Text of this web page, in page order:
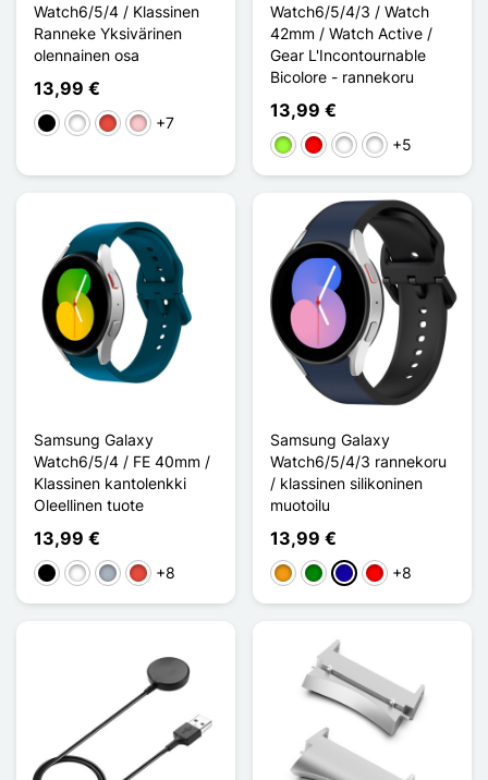
Watch6/5/4 / Klassinen
Ranneke Yksivärinen
olennainen osa
13,99 €
MustaValkoinen
Punainen
Pinkki
+7
Watch6/5/4/3 / Watch
42mm / Watch Active /
Gear L'Incontournable
Bicolore - rannekoru
13,99 €
Vert Pomme
Rouge / Noir
Noir / Bleu
Noir / Rouge
+5
Samsung Galaxy
Watch6/5/4 / FE 40mm /
Klassinen kantolenkki
Oleellinen tuote
13,99 €
MustaValkoinen
HarmaaPunainen
+8
Samsung Galaxy
Watch6/5/4/3 rannekoru
/ klassinen silikoninen
muotoilu
13,99 €
OranssiVihreäBleu Foncé
Rouge / Noir
+8